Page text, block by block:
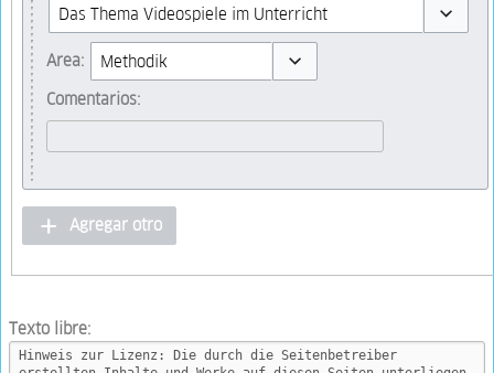
Area:
Comentarios:
Agregar otro
Texto libre: